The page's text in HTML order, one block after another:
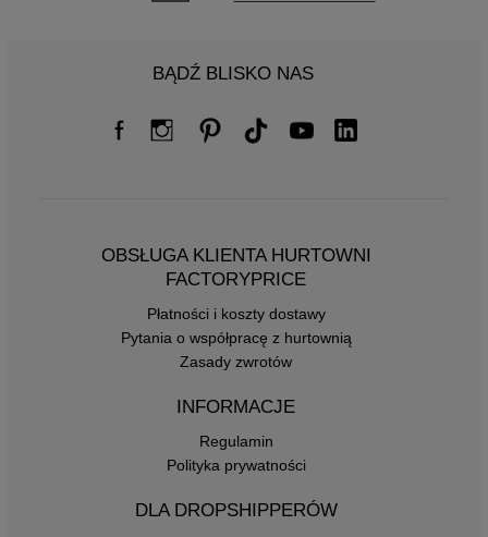
BĄDŹ BLISKO NAS
OBSŁUGA KLIENTA HURTOWNI
FACTORYPRICE
Płatności i koszty dostawy
Pytania o współpracę z hurtownią
Zasady zwrotów
INFORMACJE
Regulamin
Polityka prywatności
DLA DROPSHIPPERÓW